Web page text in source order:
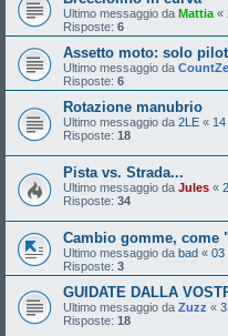
Ultimo messaggio da Mattia «
Risposte: 6
Assetto moto: solo
Ultimo messaggio da
Risposte: 6
Rotazione manubrio
Ultimo messaggio da 2LE «
Risposte: 18
Pista vs. Strada...
Ultimo messaggio da Jules «
Risposte: 34
Cambio gomme, come
Ultimo messaggio da bad « 03
Risposte: 3
GUIDATE DALLA
Ultimo messaggio da Zuzz «
Risposte: 18